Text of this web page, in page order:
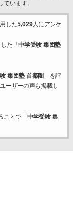
います。
した5,029人にアンケ
た「 中学受験 集団塾
集団塾 首都圏 」を評
ーザーの声も掲載し
ことで「 中学受験 集